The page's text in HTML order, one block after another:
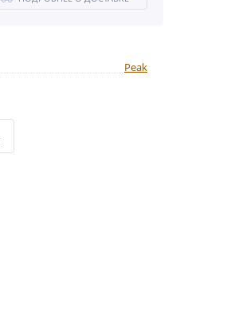
Peak